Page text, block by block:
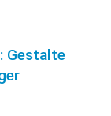
Gestalte